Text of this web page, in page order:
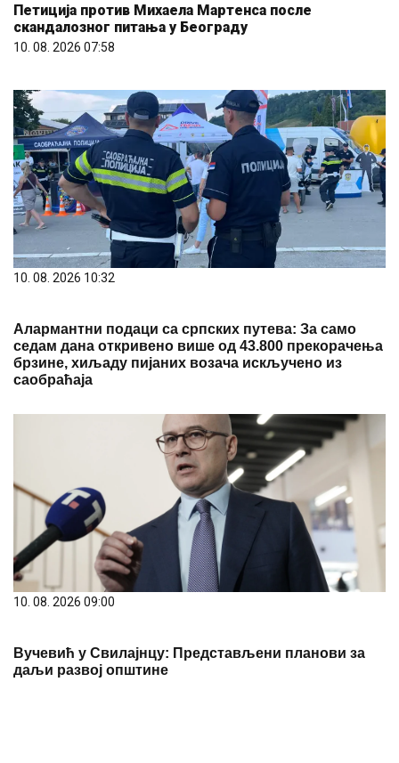
Петиција против Михаела Мартенса после
скандалозног питања у Београду
10. 08. 2026 07:58
10. 08. 2026 10:32
Алармантни подаци са српских путева: За само
седам дана откривено више од 43.800 прекорачења
брзине, хиљаду пијаних возача искључено из
саобраћаја
10. 08. 2026 09:00
Вучевић у Свилајнцу: Представљени планови за
даљи развој општине